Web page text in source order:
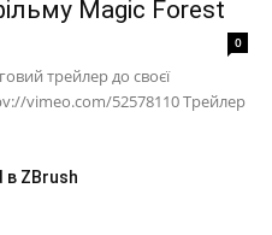
Magic Forest
0
трейлер до своєї
vimeo.com/52578110 Трейлер
в ZBrush